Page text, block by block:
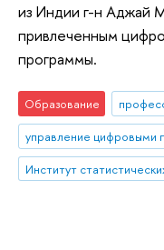
из Индии г-н Аджай
привлеченным
программы.
Образование
управление цифровыми